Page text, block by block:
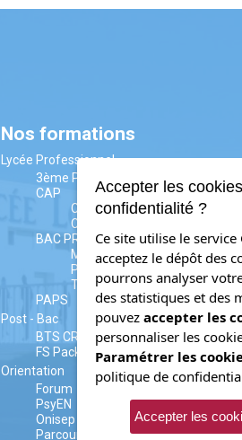
Nos formations
Lycée Professionnel
3ème PM
CAP
CAP AAGA
CAP CIP
BAC PRO
MELEC
PLP
TRPM (ex.TU)
PAPS
Post - Bac
BTS CRSA
FS Packaging
Orientation
Forum
PsyEN
Onisep
Parcoursup
Accepter les
confidentialité ?
Ce site utilise le
acceptez le dépôt des
pourrons analyser
des statistiques et des
pouvez accepter les
personnaliser les
Paramétrer les
politique de
Accepter les